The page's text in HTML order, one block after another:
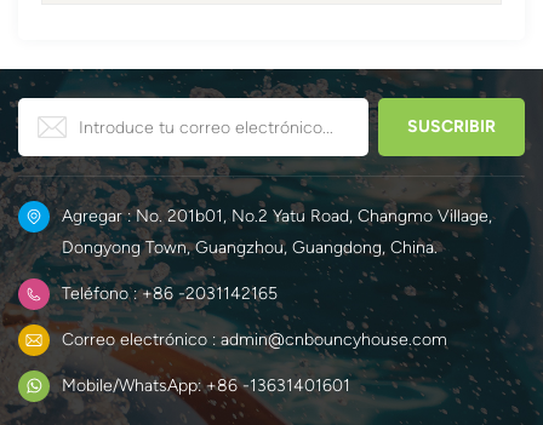
Agregar : No. 201b01, No.2 Yatu Road, Changmo Village,
Dongyong Town, Guangzhou, Guangdong, China.
Teléfono : +86 -2031142165
Correo electrónico : admin@cnbouncyhouse.com
Mobile/WhatsApp: +86 -13631401601